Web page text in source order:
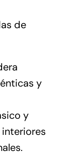
de
y
y